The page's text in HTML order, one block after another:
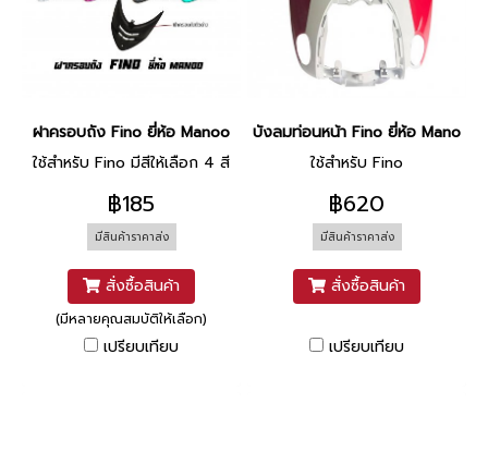
ฝาครอบถัง Fino ยี่ห้อ Manoo
ใช้สำหรับ Fino มีสีให้เลือก 4 สี
฿185
มีสินค้าราคาส่ง
สั่งซื้อสินค้า
(มีหลายคุณสมบัติให้เลือก)
เปรียบเทียบ
บังลมท่อนหน้า Fino ยี่ห้อ Manoo [
ใช้สำหรับ Fino
฿620
มีสินค้าราคาส่ง
สั่งซื้อสินค้า
เปรียบเทียบ